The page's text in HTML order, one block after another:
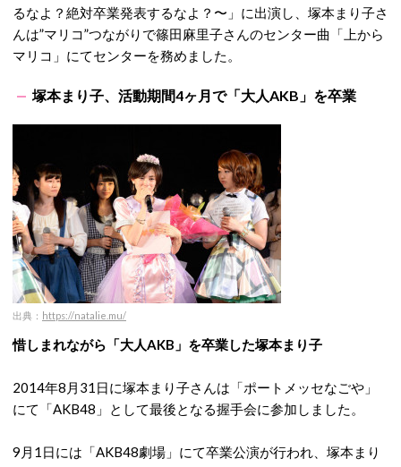
るなよ？絶対卒業発表するなよ？〜」に出演し、塚本まり子さ
んは”マリコ”つながりで篠田麻里子さんのセンター曲「上から
マリコ」にてセンターを務めました。
塚本まり子、活動期間4ヶ月で「大人AKB」を卒業
出典： https://natalie.mu/
惜しまれながら「大人AKB」を卒業した塚本まり子
2014年8月31日に塚本まり子さんは「ポートメッセなごや」
にて「AKB48」として最後となる握手会に参加しました。
9月1日には「AKB48劇場」にて卒業公演が行われ、塚本まり